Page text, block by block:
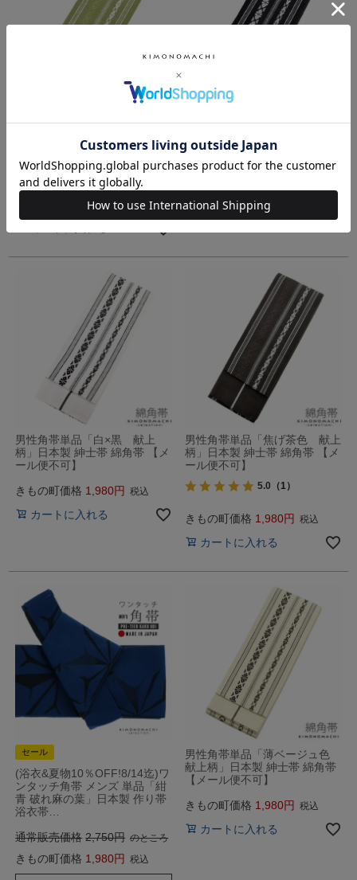
紳士帯 綿角帯 【メール便不
通常販売価格 1,980 のところ
1,446 税込
ール便不可】
きもの町価格 1,980 税込
カートに入れる
男性角帯単品「白×黒 献上
柄」日本製 紳士帯 綿角帯 【メ
ール便不可】
きもの町価格 1,980 税込
カートに入れる
男性角帯単品「焦げ茶色 献上
柄」日本製 紳士帯 綿角帯 【メ
ール便不可】
5.0 （1）
きもの町価格 1,980 税込
カートに入れる
セール
(浴衣&夏物10％OFF!8/14迄)ワ
ンタッチ角帯 メンズ 単品「紺
青 破れ麻の葉」日本製 作り帯
浴衣帯…
通常販売価格 2,750 のところ
きもの町価格 1,980 税込
男性角帯単品「薄ベージュ色
献上柄」日本製 紳士帯 綿角帯
【メール便不可】
きもの町価格 1,980 税込
カートに入れる